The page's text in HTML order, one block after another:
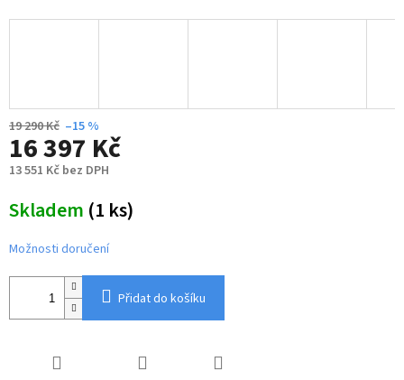
19 290 Kč –15 %
16 397 Kč
13 551 Kč bez DPH
cena:
Skladem (1 ks)
Možnosti doručení
Přidat do košíku